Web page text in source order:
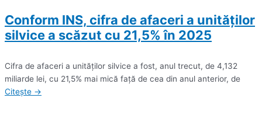
Conform INS, cifra de afaceri a unităţilor
silvice a scăzut cu 21,5% în 2025
Cifra de afaceri a unităţilor silvice a fost, anul trecut, de 4,132
miliarde lei, cu 21,5% mai mică faţă de cea din anul anterior, de
Citește →